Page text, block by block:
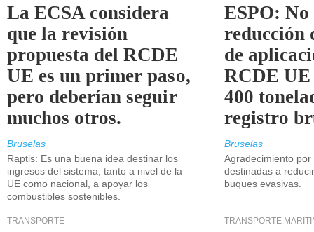
La ECSA considera
que la revisión
propuesta del RCDE
UE es un primer paso,
pero deberían seguir
muchos otros.
Bruselas
Raptis: Es una buena idea destinar los
ingresos del sistema, tanto a nivel de la
UE como nacional, a apoyar los
combustibles sostenibles.
ESPO: No
reducción
de
RCDE UE
400
registro
Bruselas
Agradecimiento
destinadas a
buques evasivas.
TRANSPORTE TRANSPORTE